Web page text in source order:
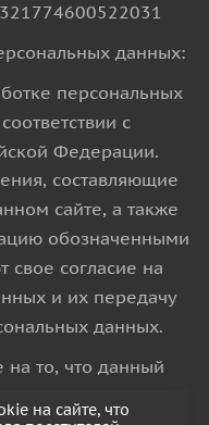
данных:
персональных
с
Федерации.
составляющие
сайте, а также
обозначенными
свое согласие на
и их передачу
данных.
то, что данный
на сайте, что